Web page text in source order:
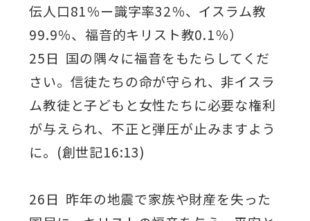
伝人口81％ー識字率32％、イスラム教
99.9％、福音的キリスト教0.1％）
25日 国の隅々に福音をもたらしてくだ
さい。信徒たちの命が守られ、非イスラ
ム教徒と子どもと女性たちに必要な権利
が与えられ、不正と弾圧が止みますよう
に。(創世記16:13)
26日 昨年の地震で家族や財産を失った